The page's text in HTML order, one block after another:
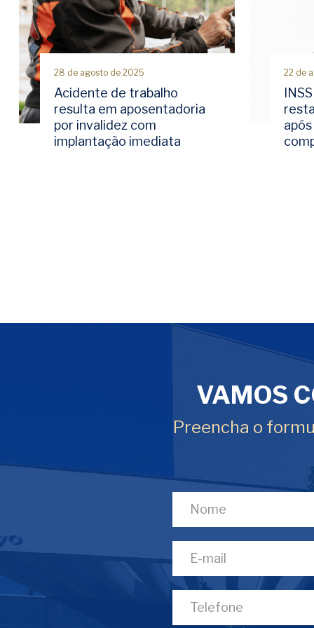
28 de agosto de 2025
Acidente de trabalho
resulta em aposentadoria
por invalidez com
implantação imediata
22 de
VAMOS
Preencha o